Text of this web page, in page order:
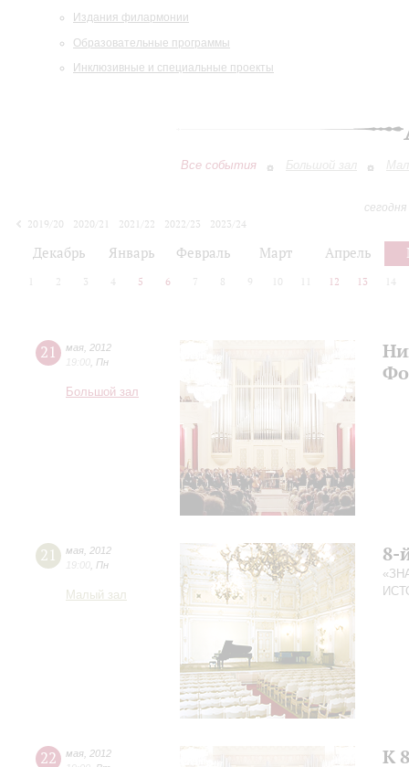
Издания филармонии
Образовательные программы
Инклюзивные и специальные проекты
Все события Большой зал
2019/20
2020/21 2021/22 2022/23
2023/24
Декабрь Январь Февраль Март Апрель
2 3 4 5 6 7 8 9 10 12 13 14
21 мая 2012
19:00 Пн
Большой зал
21 мая 2012
19:00 Пн
Малый зал
8-
22 мая 2012
К